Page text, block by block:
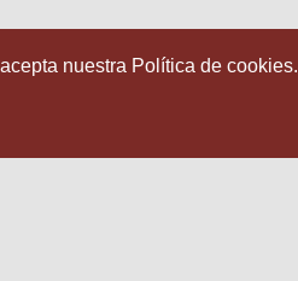
nuestra Política de cookies.